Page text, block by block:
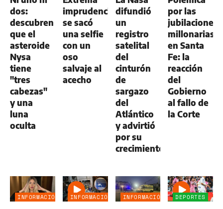
dos:
descubren
que el
asteroide
Nysa
tiene
"tres
cabezas"
y una
luna
oculta
imprudencia:
se sacó
una selfie
con un
oso
salvaje al
acecho
difundió
un
registro
satelital
del
cinturón
de
sargazo
del
Atlántico
y advirtió
por su
crecimiento
por las
jubilaciones
millonarias
en Santa
Fe: la
reacción
del
Gobierno
al fallo de
la Corte
INFORMACIÓN
INFORMACIÓN
INFORMACIÓN
DEPORTES